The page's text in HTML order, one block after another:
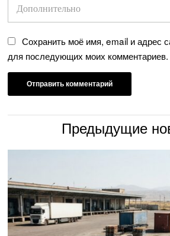
Сохранить моё имя, email и адрес
для последующих моих комментариев.
Предыдущие